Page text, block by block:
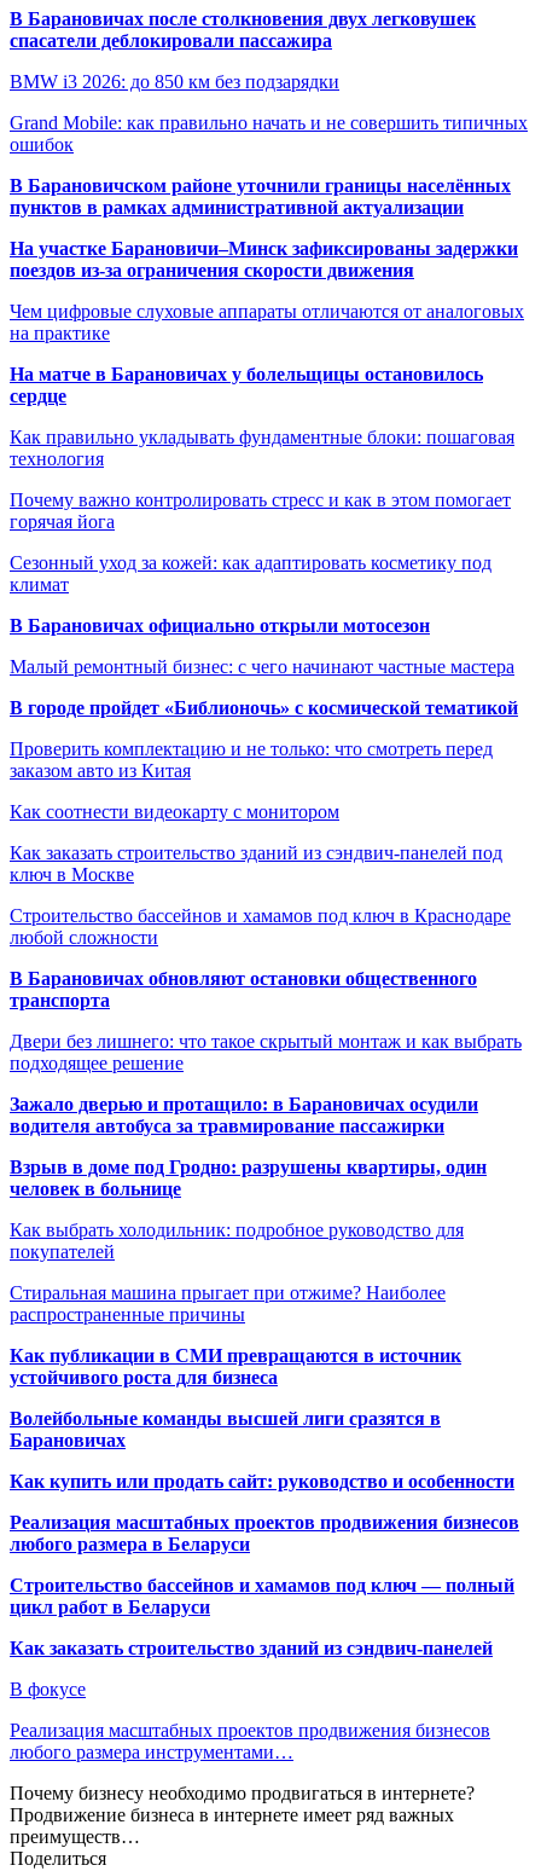
В Барановичах после столкновения двух легковушек
спасатели деблокировали пассажира
BMW i3 2026: до 850 км без подзарядки
Grand Mobile: как правильно начать и не совершить типичных
ошибок
В Барановичском районе уточнили границы населённых
пунктов в рамках административной актуализации
На участке Барановичи–Минск зафиксированы задержки
поездов из-за ограничения скорости движения
Чем цифровые слуховые аппараты отличаются от аналоговых
на практике
На матче в Барановичах у болельщицы остановилось
сердце
Как правильно укладывать фундаментные блоки: пошаговая
технология
Почему важно контролировать стресс и как в этом помогает
горячая йога
Сезонный уход за кожей: как адаптировать косметику под
климат
В Барановичах официально открыли мотосезон
Малый ремонтный бизнес: с чего начинают частные мастера
В городе пройдет «Библионочь» с космической тематикой
Проверить комплектацию и не только: что смотреть перед
заказом авто из Китая
Как соотнести видеокарту с монитором
Как заказать строительство зданий из сэндвич-панелей под
ключ в Москве
Строительство бассейнов и хамамов под ключ в Краснодаре
любой сложности
В Барановичах обновляют остановки общественного
транспорта
Двери без лишнего: что такое скрытый монтаж и как выбрать
подходящее решение
Зажало дверью и протащило: в Барановичах осудили
водителя автобуса за травмирование пассажирки
Взрыв в доме под Гродно: разрушены квартиры, один
человек в больнице
Как выбрать холодильник: подробное руководство для
покупателей
Стиральная машина прыгает при отжиме? Наиболее
распространенные причины
Как публикации в СМИ превращаются в источник
устойчивого роста для бизнеса
Волейбольные команды высшей лиги сразятся в
Барановичах
Как купить или продать сайт: руководство и особенности
Реализация масштабных проектов продвижения бизнесов
любого размера в Беларуси
Строительство бассейнов и хамамов под ключ — полный
цикл работ в Беларуси
Как заказать строительство зданий из сэндвич-панелей
В фокусе
Реализация масштабных проектов продвижения бизнесов
любого размера инструментами…
Почему бизнесу необходимо продвигаться в интернете?
Продвижение бизнеса в интернете имеет ряд важных
преимуществ…
Поделиться